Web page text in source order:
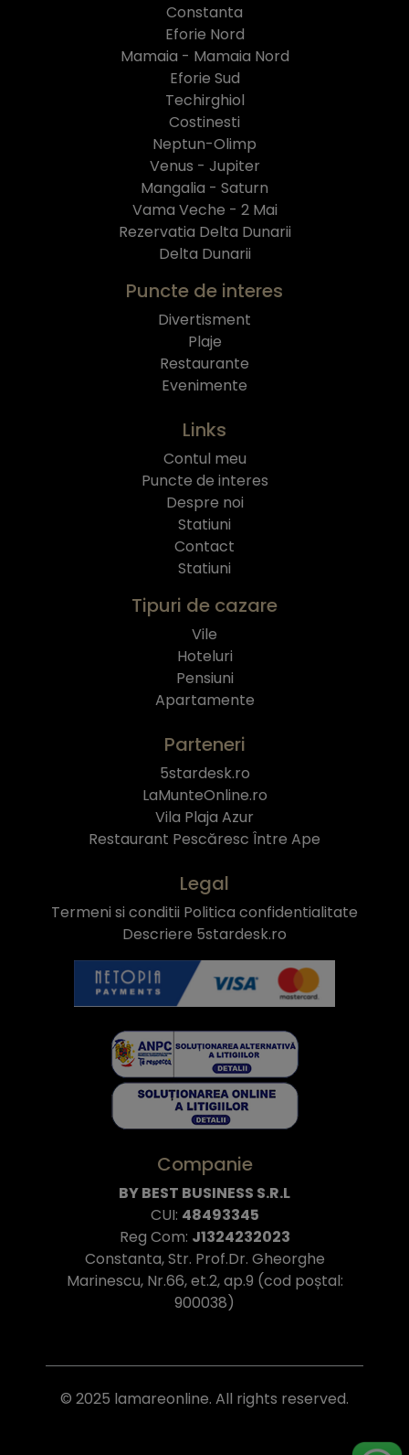
Constanta
Eforie Nord
Mamaia - Mamaia Nord
Eforie Sud
Techirghiol
Costinesti
Neptun-Olimp
Venus - Jupiter
Mangalia - Saturn
Vama Veche - 2 Mai
Rezervatia Delta Dunarii
Delta Dunarii
Puncte de interes
Divertisment
Plaje
Restaurante
Evenimente
Links
Contul meu
Puncte de interes
Despre noi
Statiuni
Contact
Statiuni
Tipuri de cazare
Vile
Hoteluri
Pensiuni
Apartamente
Parteneri
5stardesk.ro
LaMunteOnline.ro
Vila Plaja Azur
Restaurant Pescăresc Între Ape
Legal
Termeni si conditii Politica confidentialitate
Descriere 5stardesk.ro
Companie
BY BEST BUSINESS S.R.L
CUI: 48493345
Reg Com: J1324232023
Constanta, Str. Prof.Dr. Gheorghe
Marinescu, Nr.66, et.2, ap.9 (cod poștal:
900038)
© 2025 lamareonline. All rights reserved.